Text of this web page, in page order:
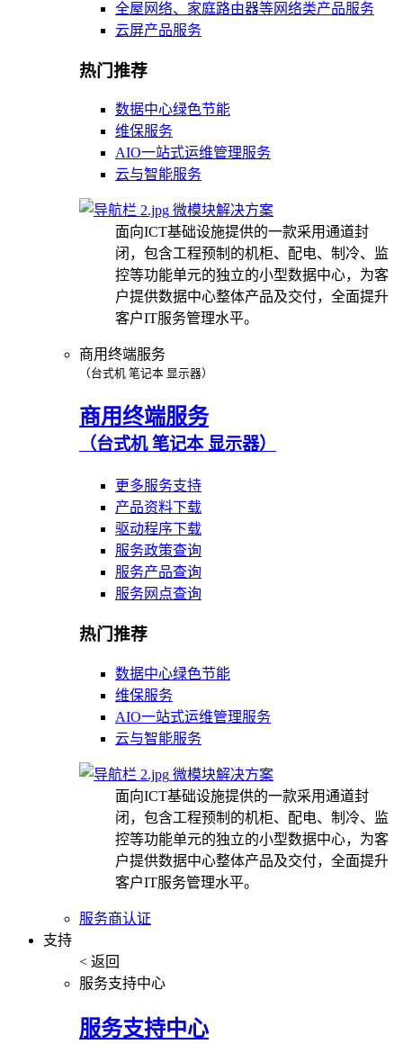
全屋网络、家庭路由器等网络类产品服务
云屏产品服务
热门推荐
数据中心绿色节能
维保服务
AIO一站式运维管理服务
云与智能服务
微模块解决方案
面向ICT基础设施提供的一款采用通道封
闭，包含工程预制的机柜、配电、制冷、监
控等功能单元的独立的小型数据中心，为客
户提供数据中心整体产品及交付，全面提升
客户IT服务管理水平。
商用终端服务
（台式机 笔记本 显示器）
商用终端服务
（台式机 笔记本 显示器）
更多服务支持
产品资料下载
驱动程序下载
服务政策查询
服务产品查询
服务网点查询
热门推荐
数据中心绿色节能
维保服务
AIO一站式运维管理服务
云与智能服务
微模块解决方案
面向ICT基础设施提供的一款采用通道封
闭，包含工程预制的机柜、配电、制冷、监
控等功能单元的独立的小型数据中心，为客
户提供数据中心整体产品及交付，全面提升
客户IT服务管理水平。
服务商认证
支持
< 返回
服务支持中心
服务支持中心